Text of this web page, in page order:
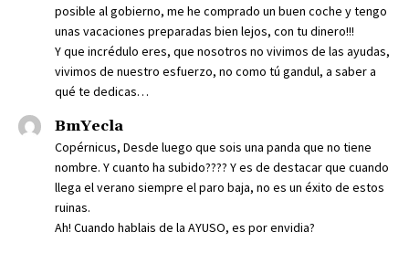
posible al gobierno, me he comprado un buen coche y tengo
unas vacaciones preparadas bien lejos, con tu dinero!!!
Y que incrédulo eres, que nosotros no vivimos de las ayudas,
vivimos de nuestro esfuerzo, no como tú gandul, a saber a
qué te dedicas…
BmYecla
Copérnicus, Desde luego que sois una panda que no tiene
nombre. Y cuanto ha subido???? Y es de destacar que cuando
llega el verano siempre el paro baja, no es un éxito de estos
ruinas.
Ah! Cuando hablais de la AYUSO, es por envidia?